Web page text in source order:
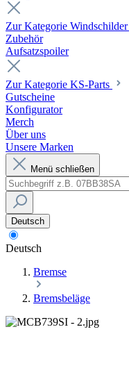
Zur Kategorie Windschilder
Zubehör
Aufsatzspoiler
Zur Kategorie KS-Parts
Gutscheine
Konfigurator
Merch
Über uns
Unsere Marken
Menü schließen
Deutsch
Deutsch
Bremse
Bremsbeläge